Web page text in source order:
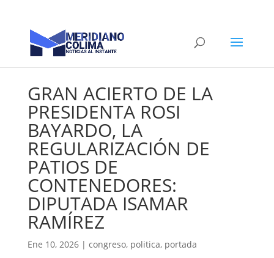
GRAN ACIERTO DE LA
PRESIDENTA ROSI
BAYARDO, LA
REGULARIZACIÓN DE
PATIOS DE
CONTENEDORES:
DIPUTADA ISAMAR
RAMÍREZ
Ene 10, 2026| congreso, politica, portada